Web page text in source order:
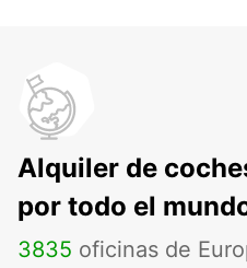
Alquiler de
por todo el
3835 oficinas de